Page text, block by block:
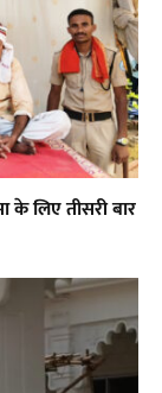
के लिए तीसरी बार